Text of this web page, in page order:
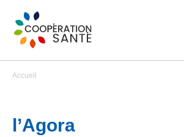
Accueil
l’Agora